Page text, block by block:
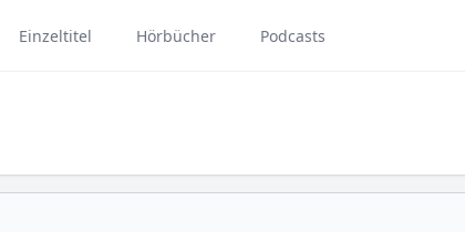
Einzeltitel Hörbücher Podcasts